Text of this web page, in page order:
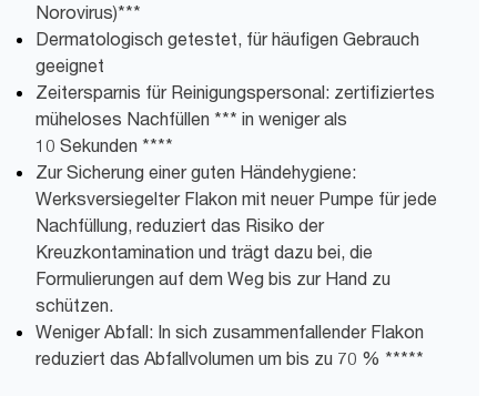
Norovirus)***
Dermatologisch getestet, für häufigen Gebrauch
geeignet
Zeitersparnis für Reinigungspersonal: zertifiziertes
müheloses Nachfüllen *** in weniger als
10 Sekunden ****
Zur Sicherung einer guten Händehygiene:
Werksversiegelter Flakon mit neuer Pumpe für jede
Nachfüllung, reduziert das Risiko der
Kreuzkontamination und trägt dazu bei, die
Formulierungen auf dem Weg bis zur Hand zu
schützen.
Weniger Abfall: In sich zusammenfallender Flakon
reduziert das Abfallvolumen um bis zu 70 % *****